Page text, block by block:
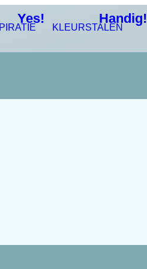
Yes!
KLEURSTALEN
Handig!